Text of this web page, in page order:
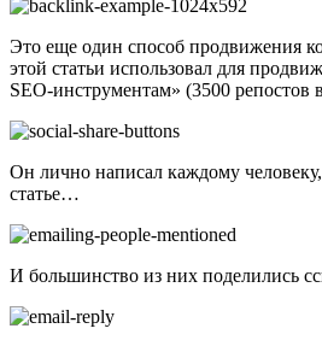
Это еще один способ продвижения
этой статьи использовал для
SEO-инструментам» (3500 репостов
Он лично написал каждому
статье…
И большинство из них поделились